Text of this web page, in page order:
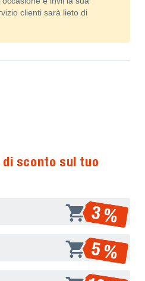
clienti sarà lieto di
sconto sul tuo
3 %
5 %